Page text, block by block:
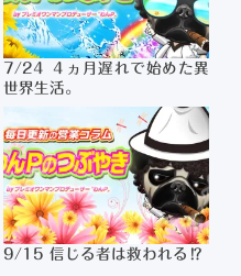
7/24 ４ヵ月遅れで始めた異
世界生活。
9/15 信じる者は救われる⁉